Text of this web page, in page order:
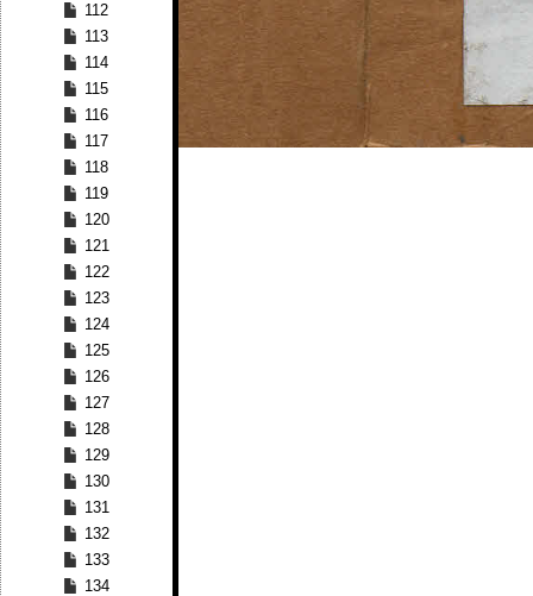
112
113
114
115
116
117
118
119
120
121
122
123
124
125
126
127
128
129
130
131
132
133
134